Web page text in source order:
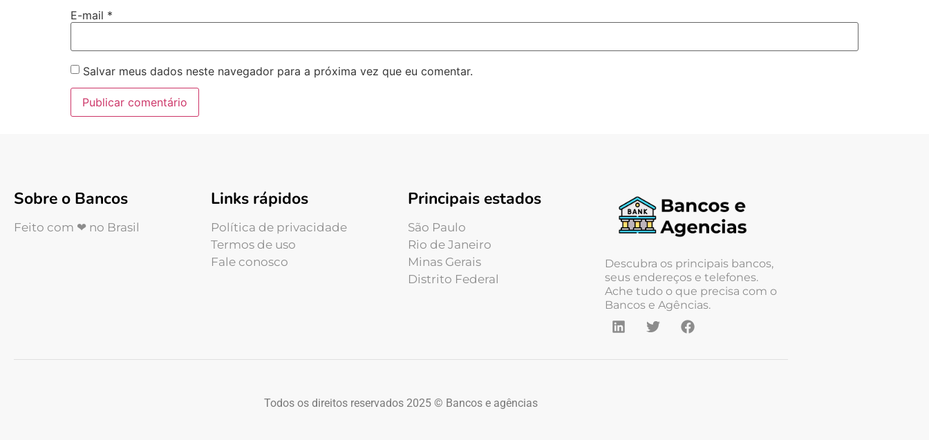
E-mail *
Salvar meus dados neste navegador para a próxima vez que eu comentar.
Sobre o Bancos
Feito com ❤ no Brasil
Links rápidos
Política de privacidade
Termos de uso
Fale conosco
Principais estados
São Paulo
Rio de Janeiro
Minas Gerais
Distrito Federal
Descubra os principais bancos,
seus endereços e telefones.
Ache tudo o que precisa com o
Bancos e Agências.
Todos os direitos reservados 2025 © Bancos e agências